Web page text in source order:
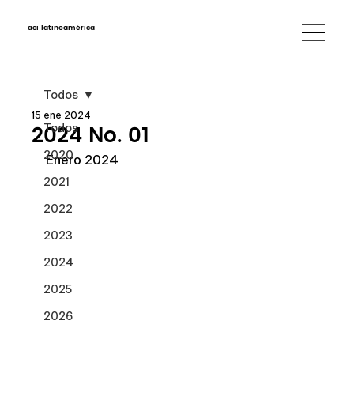
aci latinoamérica
Todos
2020
2021
2022
2023
2024
2025
2026
Todos
2024 No. 01
15 ene 2024
Enero 2024